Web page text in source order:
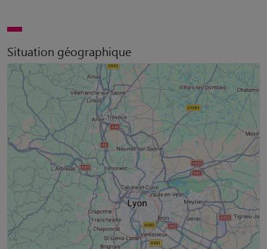
Situation géographique